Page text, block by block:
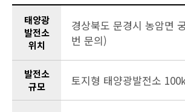
태양광
발전소
위치
경상북도 문경시 농암면
번 문의)
발전소
규모
토지형 태양광발전소 100